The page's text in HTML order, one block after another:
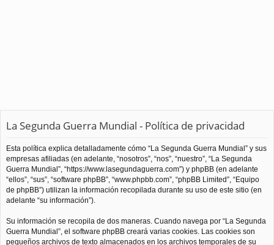
La Segunda Guerra Mundial - Política de privacidad
Esta política explica detalladamente cómo “La Segunda Guerra Mundial” y sus
empresas afiliadas (en adelante, “nosotros”, “nos”, “nuestro”, “La Segunda
Guerra Mundial”, “https://www.lasegundaguerra.com”) y phpBB (en adelante
“ellos”, “sus”, “software phpBB”, “www.phpbb.com”, “phpBB Limited”, “Equipo
de phpBB”) utilizan la información recopilada durante su uso de este sitio (en
adelante “su información”).
Su información se recopila de dos maneras. Cuando navega por “La Segunda
Guerra Mundial”, el software phpBB creará varias cookies. Las cookies son
pequeños archivos de texto almacenados en los archivos temporales de su